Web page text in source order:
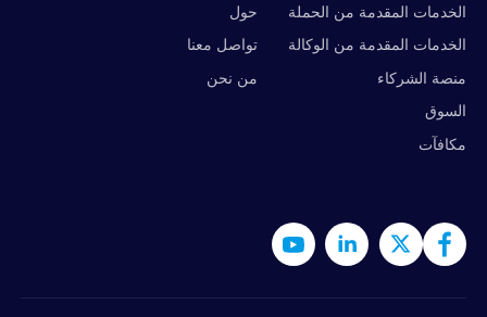
الخدمات المقدمة من الحملة
الخدمات المقدمة من الوكالة
منصة الشركاء
السوق
مكافآت
حول
تواصل معنا
من نحن